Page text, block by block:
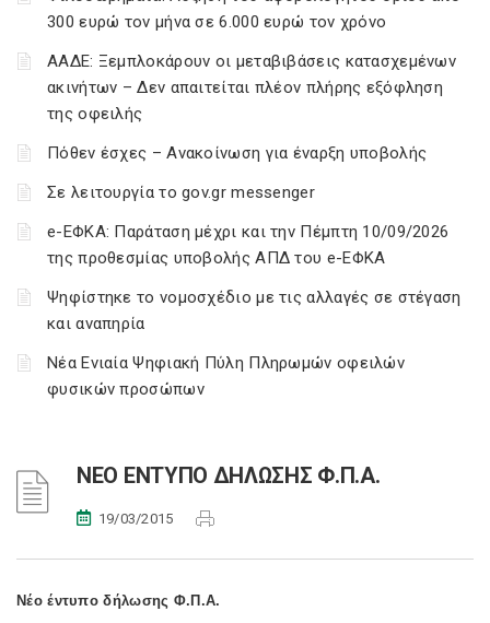
300 ευρώ τον μήνα σε 6.000 ευρώ τον χρόνο
ΑΑΔΕ: Ξεμπλοκάρουν οι μεταβιβάσεις κατασχεμένων
ακινήτων – Δεν απαιτείται πλέον πλήρης εξόφληση
της οφειλής
Πόθεν έσχες – Ανακοίνωση για έναρξη υποβολής
Σε λειτουργία το gov.gr messenger
e-ΕΦΚΑ: Παράταση μέχρι και την Πέμπτη 10/09/2026
της προθεσμίας υποβολής ΑΠΔ του e-ΕΦΚΑ
Ψηφίστηκε το νομοσχέδιο με τις αλλαγές σε στέγαση
και αναπηρία
Νέα Ενιαία Ψηφιακή Πύλη Πληρωμών οφειλών
φυσικών προσώπων
ΝΕΟ ΕΝΤΥΠΟ ΔΗΛΩΣΗΣ Φ.Π.Α.
19/03/2015
Νέο έντυπο δήλωσης Φ.Π.Α.